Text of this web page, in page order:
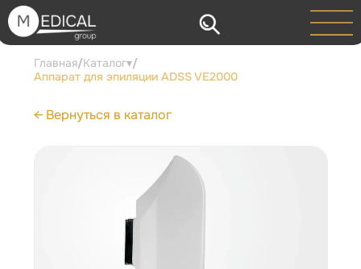
Главная/Каталог▾/
Аппарат для эпиляции ADSS VE2000
← Вернуться в каталог